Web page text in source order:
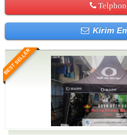
Kirim
BEST SELLER